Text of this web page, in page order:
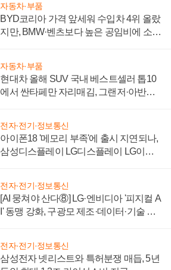
자동차·부품
BYD코리아 가격 앞세워 수입차 4위 올랐
지만, BMW·벤츠보다 높은 공임비에 소비
자동차·부품
현대차 올해 SUV 국내 베스트셀러 톱10
에서 싼타페만 자리매김, 그랜저·아반떼
전자·전기·정보통신
아이폰18 '메모리 부족'에 출시 지연되나,
삼성디스플레이 LG디스플레이 LG이노
전자·전기·정보통신
[AI 뭉쳐야 산다⑧] LG·엔비디아 '피지컬 A
I' 동맹 강화, 구광모 제조·데이터·기술 결
전자·전기·정보통신
삼성전자 넷리스트와 특허분쟁 매듭, 5년